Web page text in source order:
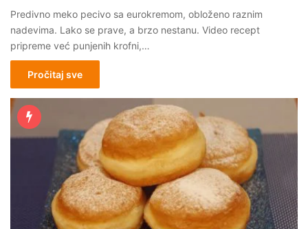
Predivno meko pecivo sa eurokremom, obloženo raznim
nadevima. Lako se prave, a brzo nestanu. Video recept
pripreme već punjenih krofni,…
Pročitaj sve